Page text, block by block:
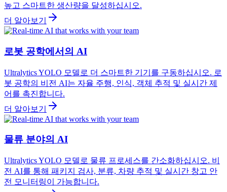
높고 스마트한 생산량을 달성하십시오.
더 알아보기
로봇 공학에서의 AI
Ultralytics YOLO 모델로 더 스마트한 기기를 구동하십시오. 로
봇 공학의 비전 AI는 자율 주행, 인식, 객체 추적 및 실시간 제
어를 촉진합니다.
더 알아보기
물류 분야의 AI
Ultralytics YOLO 모델로 물류 프로세스를 간소화하십시오. 비
전 AI를 통해 패키지 검사, 분류, 차량 추적 및 실시간 창고 안
전 모니터링이 가능합니다.